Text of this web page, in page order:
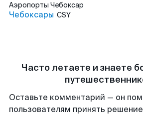
Аэропорты Чебоксар
Чебоксары CSY
Часто летаете и знаете
Оставьте комментарий — он
пользователям принять решение